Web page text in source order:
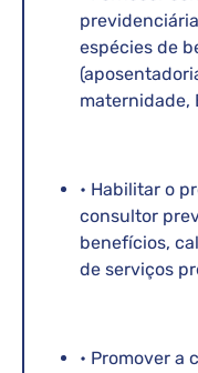
espécies de
maternidade,
• Habilitar o
consultor
benefícios,
de serviços
• Promover a